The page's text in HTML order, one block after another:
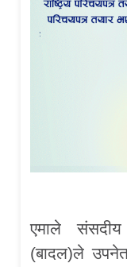
एमाले
(बादल)ले